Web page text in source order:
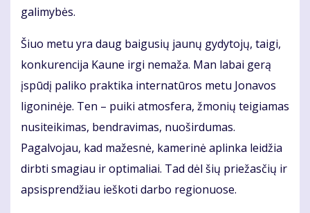
galimybės.
Šiuo metu yra daug baigusių jaunų gydytojų, taigi,
konkurencija Kaune irgi nemaža. Man labai gerą
įspūdį paliko praktika internatūros metu Jonavos
ligoninėje. Ten – puiki atmosfera, žmonių teigiamas
nusiteikimas, bendravimas, nuoširdumas.
Pagalvojau, kad mažesnė, kamerinė aplinka leidžia
dirbti smagiau ir optimaliai. Tad dėl šių priežasčių ir
apsisprendžiau ieškoti darbo regionuose.